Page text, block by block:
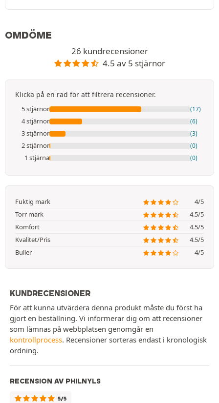
OMDÖME
26 kundrecensioner
4.5 av 5 stjärnor
Klicka på en rad för att filtrera recensioner.
5 stjärnor (17)
4 stjärnor (6)
3 stjärnor (3)
2 stjärnor (0)
1 stjärna (0)
Fuktig mark
4/5
Torr mark
4.5/5
Komfort
4.5/5
Kvalitet/Pris
4.5/5
Buller
4/5
KUNDRECENSIONER
För att kunna utvärdera denna produkt måste du först ha
gjort en beställning. Vi informerar dig om att recensioner
som lämnas på webbplatsen genomgår en
kontrollprocess. Recensioner sorteras endast i kronologisk
ordning.
RECENSION AV PHILNYLS
5/5